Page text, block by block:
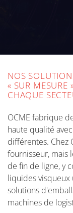
NOS
« SUR MESURE
CHAQUE
OCME fabrique
haute qualité
différentes. Chez
fournisseur, mais
de fin de ligne, y
liquides visqueux
solutions
machines de